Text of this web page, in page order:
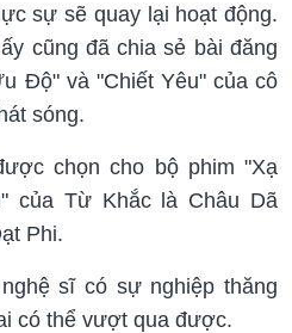
sự sẽ quay lại hoạt động.
cũng đã chia sẻ bài đăng
Độ" và "Chiết Yêu" của cô
sóng.
chọn cho bộ phim "Xạ
của Từ Khắc là Châu Dã
Phi.
sĩ có sự nghiệp thăng
có thể vượt qua được.